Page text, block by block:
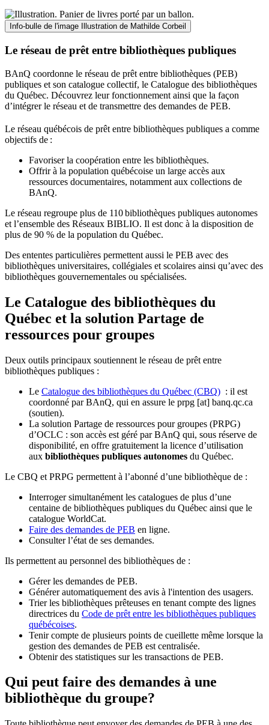
Info-bulle de l'image Illustration de Mathilde Corbeil
Le réseau de prêt entre bibliothèques publiques
BAnQ coordonne le réseau de prêt entre bibliothèques (PEB)
publiques et son catalogue collectif, le Catalogue des bibliothèques
du Québec. Découvrez leur fonctionnement ainsi que la façon
d’intégrer le réseau et de transmettre des demandes de PEB.
Le réseau québécois de prêt entre bibliothèques publiques a comme
objectifs de :
Favoriser la coopération entre les bibliothèques.
Offrir à la population québécoise un large accès aux
ressources documentaires, notamment aux collections de
BAnQ.
Le réseau regroupe plus de 110bibliothèques publiques autonomes
et l’ensemble des Réseaux BIBLIO. Il est donc à la disposition de
plus de 90 % de la population du Québec.
Des ententes particulières permettent aussi le PEB avec des
bibliothèques universitaires, collégiales et scolaires ainsi qu’avec des
bibliothèques gouvernementales ou spécialisées.
Le Catalogue des bibliothèques du
Québec et la solution Partage de
ressources pour groupes
Deux outils principaux soutiennent le réseau de prêt entre
bibliothèques publiques :
Le Catalogue des bibliothèques du Québec (CBQ) : il est
coordonné par BAnQ, qui en assure le prpg [at] banq.qc.ca
(soutien).
La solution Partage de ressources pour groupes (PRPG)
d’OCLC : son accès est géré par BAnQ qui, sous réserve de
disponibilité, en offre gratuitement la licence d’utilisation
aux bibliothèques publiques autonomes du Québec.
Le CBQ et PRPG permettent à l’abonné d’une bibliothèque de :
Interroger simultanément les catalogues de plus d’une
centaine de bibliothèques publiques du Québec ainsi que le
catalogue WorldCat.
Faire des demandes de PEB en ligne.
Consulter l’état de ses demandes.
Ils permettent au personnel des bibliothèques de :
Gérer les demandes de PEB.
Générer automatiquement des avis à l'intention des usagers.
Trier les bibliothèques prêteuses en tenant compte des lignes
directrices du Code de prêt entre les bibliothèques publiques
québécoises.
Tenir compte de plusieurs points de cueillette même lorsque la
gestion des demandes de PEB est centralisée.
Obtenir des statistiques sur les transactions de PEB.
Qui peut faire des demandes à une
bibliothèque du groupe?